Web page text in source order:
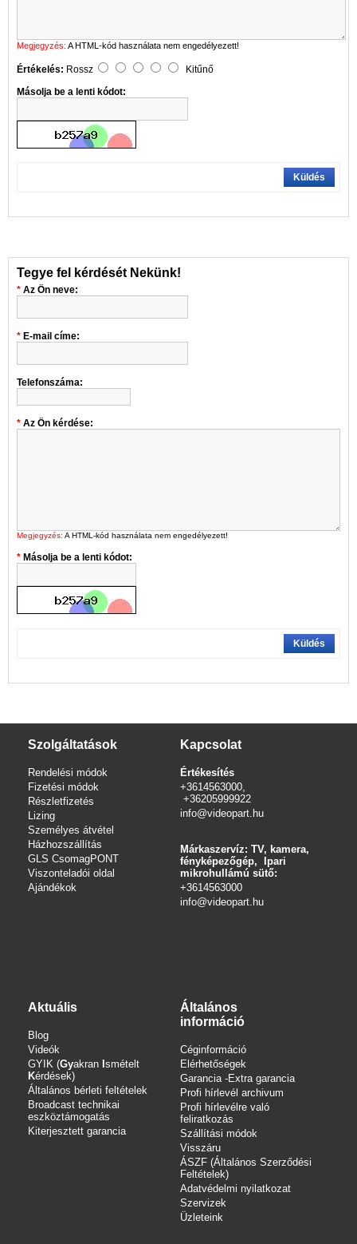
Megjegyzés: A HTML-kód használata nem engedélyezett!
Értékelés: Rossz
Kitűnő
Másolja be a lenti kódot:
Küldés
Tegye fel kérdését Nekünk!
Az Ön neve:
E-mail címe:
Telefonszáma:
Az Ön kérdése:
Megjegyzés: A HTML-kód használata nem engedélyezett!
Másolja be a lenti kódot:
Küldés
Szolgáltatások
Rendelési módok
Fizetési módok
Részletfizetés
Lizing
Személyes átvétel
Házhozszállítás
GLS CsomagPONT
Viszonteladói oldal
Ajándékok
Kapcsolat
Értékesítés
+3614563000,
+36205999922
info@videopart.hu
Márkaszervíz: TV, kamera,
fényképezőgép, Ipari
mikrohullámú sütő:
+3614563000
info@videopart.hu
Aktuális
Blog
Videók
GYIK (Gyakran Ismételt
Kérdések)
Általános bérleti feltételek
Broadcast technikai
eszköztámogatás
Kiterjesztett garancia
Általános
információ
Céginformáció
Elérhetőségek
Garancia -Extra garancia
Profi hírlevél archivum
Profi hírlevélre való
feliratkozás
Szállítási módok
Visszáru
ÁSZF (Általános Szerződési
Feltételek)
Adatvédelmi nyilatkozat
Szervizek
Üzleteink